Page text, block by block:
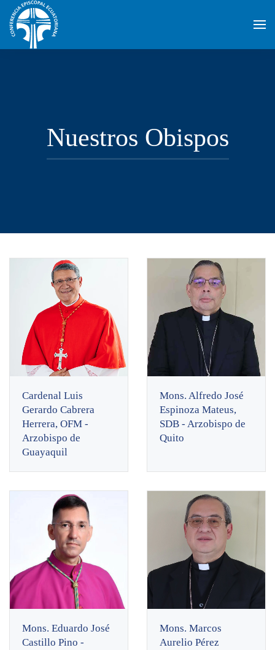
Skip to main content
Nuestros Obispos
Cardenal Luis
Gerardo Cabrera
Herrera, OFM -
Arzobispo de
Guayaquil
Mons. Alfredo José
Espinoza Mateus,
SDB - Arzobispo de
Quito
Mons. Eduardo José
Castillo Pino -
Mons. Marcos
Aurelio Pérez